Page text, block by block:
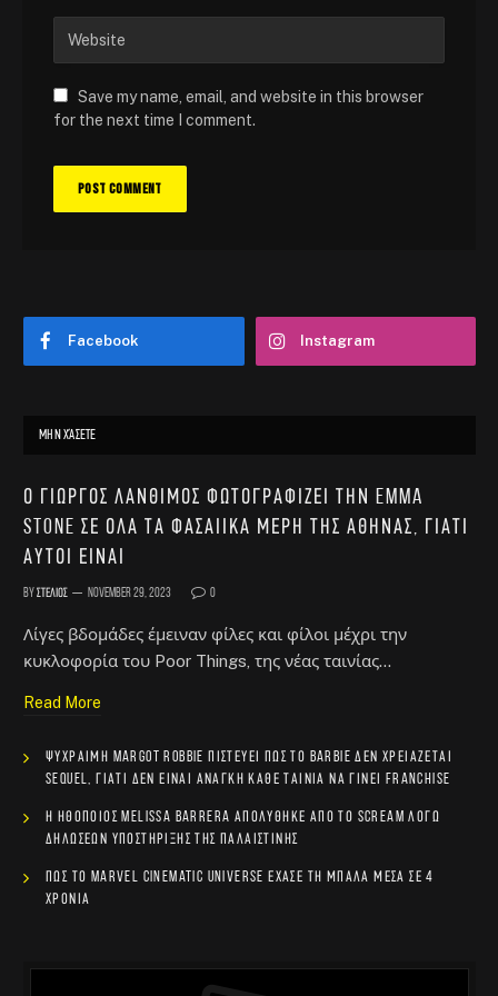
Save my name, email, and website in this browser
for the next time I comment.
Facebook Instagram
ΜΗΝ ΧΆΣΕΤΕ
Ο Γιώργος Λάνθιμος φωτογραφίζει την Emma
Stone σε όλα τα φασαίικα μέρη της Αθήνας, γιατί
αυτοί είναι
ByΣτέλιος November 29, 2023 0
Λίγες βδομάδες έμειναν φίλες και φίλοι μέχρι την
κυκλοφορία του Poor Things, της νέας ταινίας…
Read More
Ψύχραιμη Margot Robbie πιστεύει πως το Barbie δεν χρειάζεται
sequel, γιατί δεν είναι ανάγκη κάθε ταινία να γίνει franchise
Η ηθοποιός Melissa Barrera απολύθηκε από το Scream λόγω
δηλώσεων υποστήριξης της Παλαιστίνης
Πώς το Marvel Cinematic Universe έχασε τη μπάλα μέσα σε 4
χρόνια